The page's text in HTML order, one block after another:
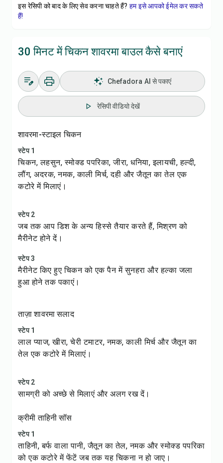
इस रेसिपी को बाद के लिए सेव करना चाहते हैं? हम इसे आपको ईमेल कर सकते
हैं!
30 मिनट में चिकन शावरमा बाउल कैसे बनाएं
Chefadora AI से पकाएं
रेसिपी वीडियो देखें
शावरमा-स्टाइल चिकन
स्टेप 1
चिकन, लहसुन, स्मोक्ड पपरिका, जीरा, धनिया, इलायची, हल्दी,
लौंग, अदरक, नमक, काली मिर्च, दही और जैतून का तेल एक
कटोरे में मिलाएं।
स्टेप 2
जब तक आप डिश के अन्य हिस्से तैयार करते हैं, मिश्रण को
मैरीनेट होने दें।
स्टेप 3
मैरीनेट किए हुए चिकन को एक पैन में सुनहरा और हल्का जला
हुआ होने तक पकाएं।
ताज़ा शावरमा सलाद
स्टेप 1
लाल प्याज, खीरा, चेरी टमाटर, नमक, काली मिर्च और जैतून का
तेल एक कटोरे में मिलाएं।
स्टेप 2
सामग्री को अच्छे से मिलाएं और अलग रख दें।
क्रीमी ताहिनी सॉस
स्टेप 1
ताहिनी, बर्फ वाला पानी, जैतून का तेल, नमक और स्मोक्ड पपरिका
को एक कटोरे में फेंटें जब तक यह चिकना न हो जाए।